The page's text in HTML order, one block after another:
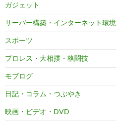
ガジェット
サーバー構築・インターネット環境
スポーツ
プロレス・大相撲・格闘技
モブログ
日記・コラム・つぶやき
映画・ビデオ・DVD